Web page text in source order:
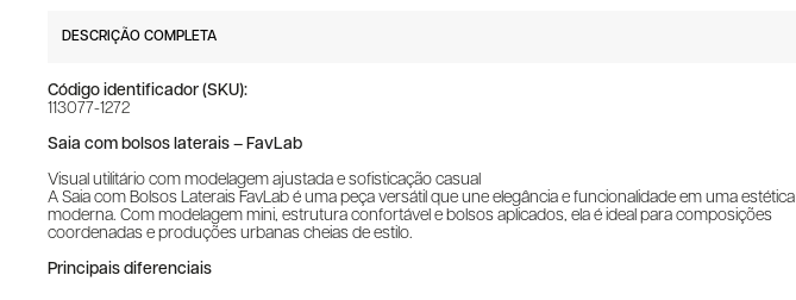
DESCRIÇÃO COMPLETA
Código identificador (SKU):
113077-1272
Saia com bolsos laterais – FavLab
Visual utilitário com modelagem ajustada e sofisticação casual
A Saia com Bolsos Laterais FavLab é uma peça versátil que une elegância e funcionalidade em uma estética
moderna. Com modelagem mini, estrutura confortável e bolsos aplicados, ela é ideal para composições
coordenadas e produções urbanas cheias de estilo.
Principais diferenciais